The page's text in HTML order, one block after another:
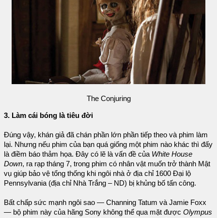
The Conjuring
3. Làm cái bóng là tiêu đời
Đúng vậy, khán giả đã chán phần lớn phần tiếp theo và phim làm
lại. Nhưng nếu phim của bạn quá giống một phim nào khác thì đấy
là điềm báo thảm họa. Đây có lẽ là vấn đề của White House
Down, ra rạp tháng 7, trong phim có nhân vật muốn trở thành Mật
vụ giúp bảo vệ tổng thống khi ngôi nhà ở địa chỉ 1600 Đại lộ
Pennsylvania (địa chỉ Nhà Trắng – ND) bị khủng bố tấn công.
Bất chấp sức mạnh ngôi sao — Channing Tatum và Jamie Foxx
— bộ phim này của hãng Sony không thể qua mặt được Olympus